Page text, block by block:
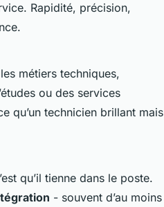
Rapidité, précision,
métiers techniques,
ou des services
qu’un technicien brillant mais
qu’il tienne dans le poste.
- souvent d’au moins